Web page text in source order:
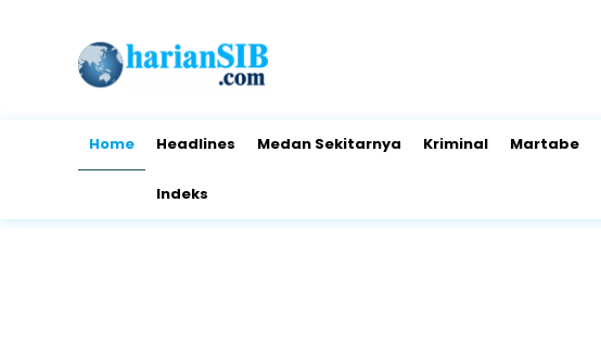
Home Headlines Medan Sekitarnya Kriminal Martabe
Indeks